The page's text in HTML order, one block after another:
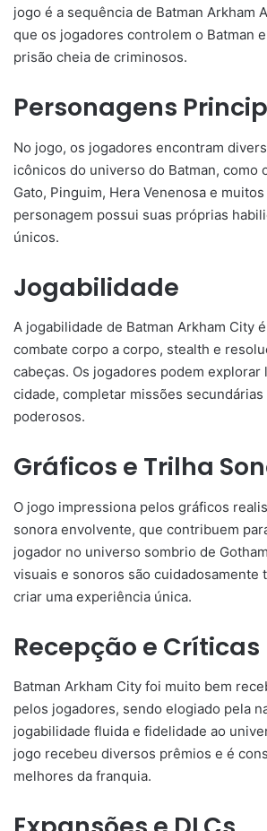
jogo é a sequência de Batman Arkham
que os jogadores controlem o Batman
prisão cheia de criminosos.
Personagens
No jogo, os jogadores encontram
icônicos do universo do Batman, como
Gato, Pinguim, Hera Venenosa e
personagem possui suas próprias
únicos.
Jogabilidade
A jogabilidade de Batman Arkham City
combate corpo a corpo, stealth e
cabeças. Os jogadores podem explorar
cidade, completar missões
poderosos.
Gráficos e Trilha
O jogo impressiona pelos gráficos
sonora envolvente, que contribuem
jogador no universo sombrio de
visuais e sonoros são cuidadosamente
criar uma experiência única.
Recepção e Críticas
Batman Arkham City foi muito bem
pelos jogadores, sendo elogiado pela
jogabilidade fluida e fidelidade ao
jogo recebeu diversos prêmios e é
melhores da franquia.